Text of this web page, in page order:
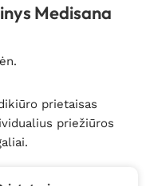
Medisana
prietaisas
priežiūros